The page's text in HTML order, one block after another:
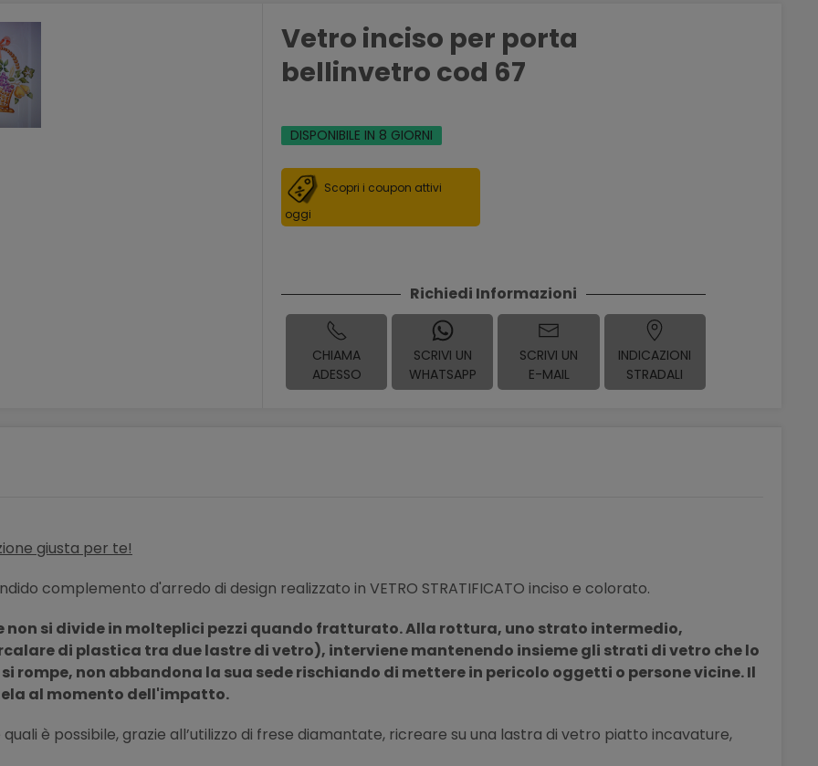
Vetro inciso per porta
bellinvetro cod 67
DISPONIBILE IN 8 GIORNI
Scopri i coupon attivi
oggi
Richiedi Informazioni
CHIAMA
ADESSO
SCRIVI UN
WHATSAPP
SCRIVI UN
E-MAIL
INDICAZIONI
STRADALI
giusta per te!
complemento d'arredo di design realizzato in VETRO STRATIFICATO inciso e colorato.
non si divide in molteplici pezzi quando fratturato. Alla rottura, uno strato intermedio,
di plastica tra due lastre di vetro), intervienemantenendo insieme gli strati di vetro che lo
rompe, non abbandona la sua sede rischiando di mettere in pericolo oggetti o persone vicine. Il
al momento dell'impatto.
è possibile, grazie all’utilizzo di frese diamantate, ricreare su una lastra di vetro piatto incavature,